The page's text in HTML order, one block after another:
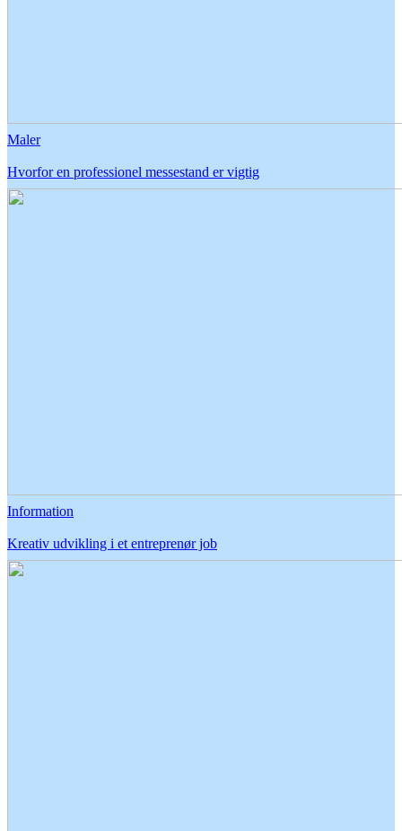
Maler
Hvorfor en professionel messestand er vigtig
Information
Kreativ udvikling i et entreprenør job